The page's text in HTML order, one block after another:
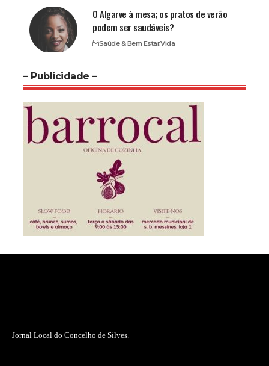
O Algarve à mesa; os pratos de verão
podem ser saudáveis?
Saúde & Bem EstarVida
– Publicidade –
Jornal Local do Concelho de Silves.